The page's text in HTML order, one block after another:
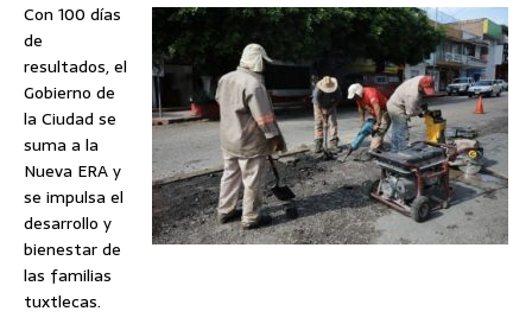
Con 100 días
de
resultados, el
Gobierno de
la Ciudad se
suma a la
Nueva ERA y
se impulsa el
desarrollo y
bienestar de
las familias
tuxtlecas.